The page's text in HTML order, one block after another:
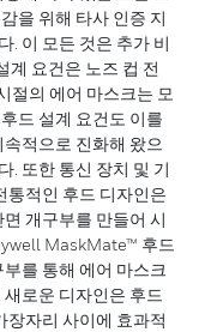
을 위해 타사 인증 지
. 이 모든 것은 추가 비
계 요건은 노즈 컵 전
절의 에어 마스크는 모
드 설계 요건도 이를
적으로 진화해 왔으
. 또한 통신 장치 및 기
통적인 후드 디자인은
개구부를 만들어 시
MaskMate™ 후드
를 통해 에어 마스크
로운 디자인은 후드
장자리 사이에 효과적